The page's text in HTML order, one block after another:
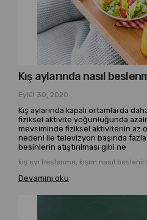
Kış aylarında nasıl
Eylül 30, 2020
Kış aylarında kapalı ortamlarda
fiziksel aktivite yoğunluğunda
mevsiminde fiziksel aktivitenin az
nedeni ile televizyon başında
besinlerin atıştırılması gibi ne
Devamını oku